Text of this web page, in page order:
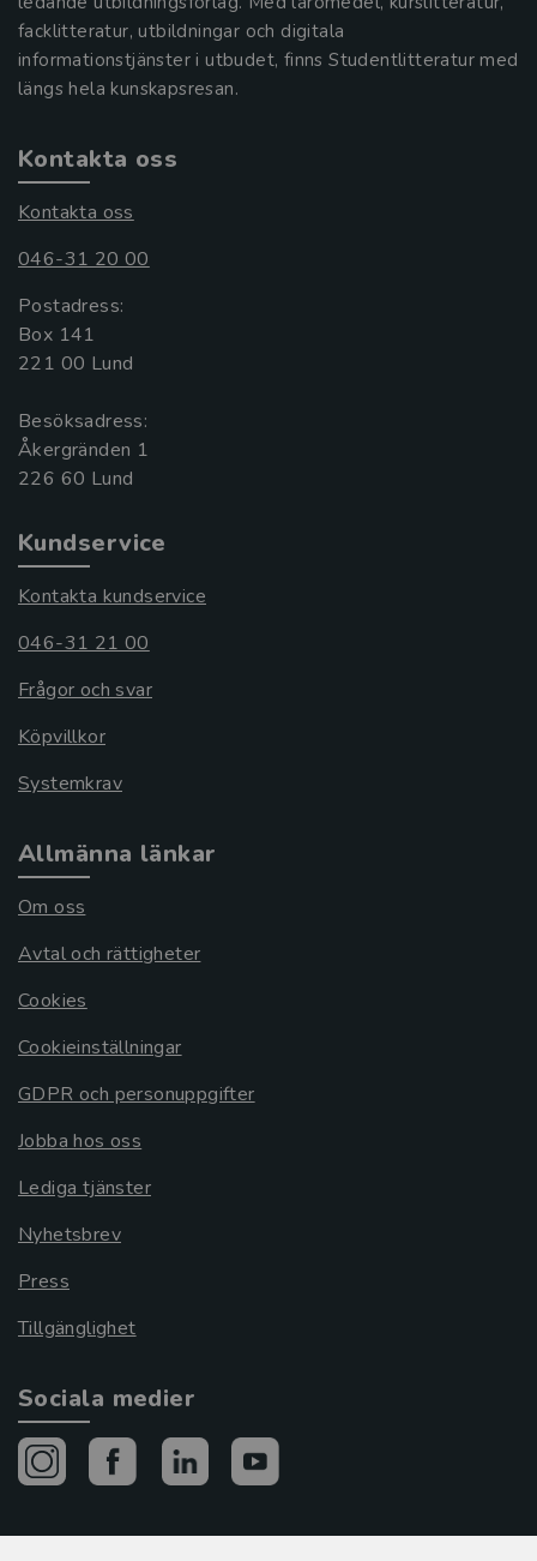
facklitteratur, utbildningar och digitala
informationstjänster i utbudet, finns Studentlitteratur med
längs hela kunskapsresan.
Kontakta oss
Kontakta oss
046-31 20 00
Postadress:
Box 141
221 00 Lund
Besöksadress:
Åkergränden 1
Kundservice
Kontakta kundservice
046-31 21 00
Frågor och svar
Köpvillkor
Systemkrav
Allmänna länkar
Om oss
Avtal och rättigheter
Cookies
Cookieinställningar
GDPR och personuppgifter
Jobba hos oss
Lediga tjänster
Nyhetsbrev
Press
Tillgänglighet
Sociala medier